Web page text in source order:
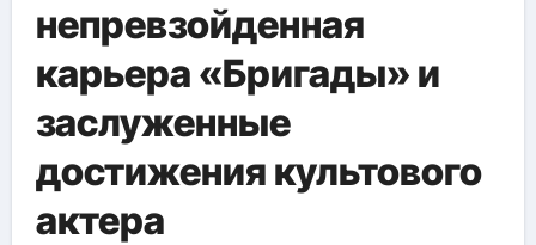
непревзойденная
карьера «Бригады» и
заслуженные
достижения культового
актера